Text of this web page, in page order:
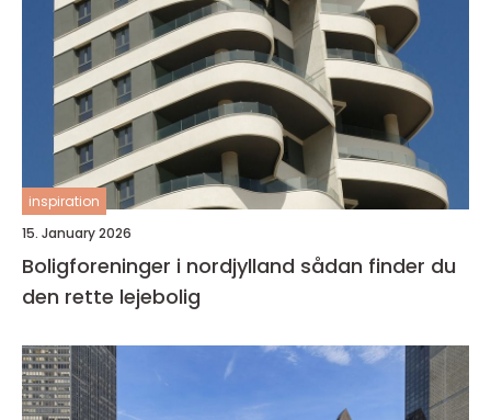
inspiration
15. January 2026
Boligforeninger i nordjylland sådan finder du
den rette lejebolig